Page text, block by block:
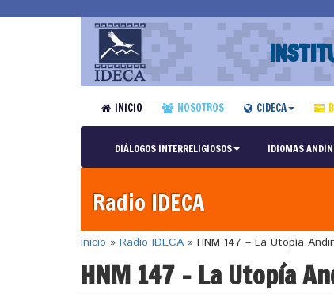
INICIO NOSOTROS CIDECA
DIÁLOGOS INTERRELIGIOSOS IDIOMAS
Radio IDECA
Inicio » Radio IDECA » HNM 147 – La Utopía
HNM 147 – La Utopía